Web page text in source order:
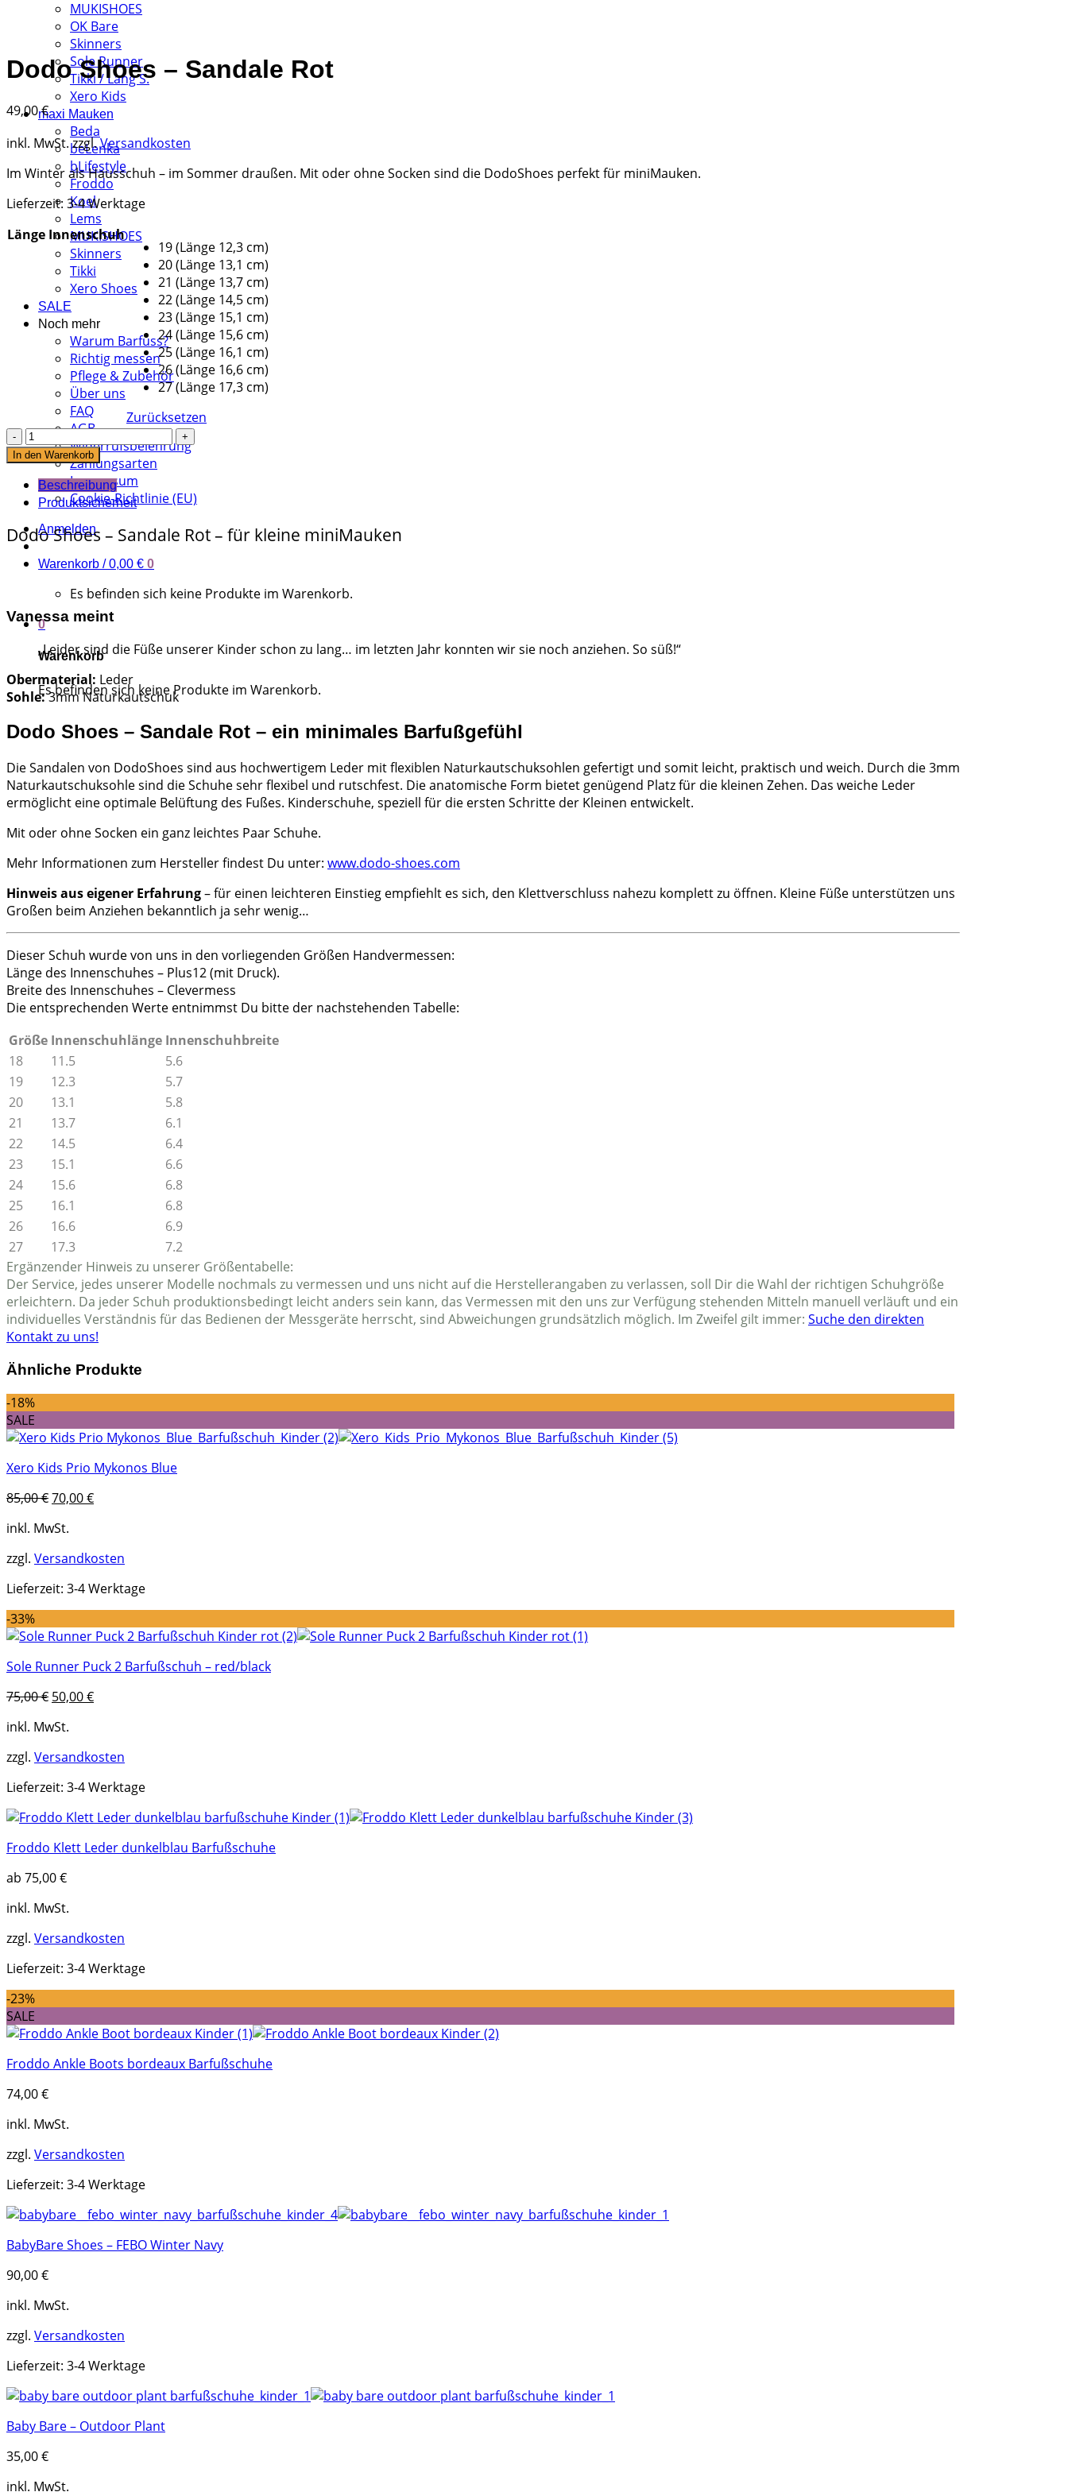
MUKISHOES
OK Bare
Skinners
Sole Runner
Tikki / Lang S.
Xero Kids
maxi Mauken
Beda
beLenka
bLifestyle
Froddo
Koel
Lems
MUKISHOES
Skinners
Tikki
Xero Shoes
SALE
Noch mehr
Warum Barfuss?
Richtig messen
Pflege & Zubehör
Über uns
FAQ
AGB
Widerrufsbelehrung
Zahlungsarten
Impressum
Cookie-Richtlinie (EU)
Anmelden
Warenkorb /0,00 € 0
Es befinden sich keine Produkte im Warenkorb.
0
Warenkorb
Es befinden sich keine Produkte im Warenkorb.
Dodo Shoes – Sandale Rot
49,00€
inkl. MwSt. zzgl.Versandkosten
Im Winter als Hausschuh – im Sommer draußen. Mit oder ohne Socken sind die DodoShoes perfekt für miniMauken.
Lieferzeit: 3-4 Werktage
Länge Innenschuh
19 (Länge 12,3 cm)
20 (Länge 13,1 cm)
21 (Länge 13,7 cm)
22 (Länge 14,5 cm)
23 (Länge 15,1 cm)
24 (Länge 15,6 cm)
25 (Länge 16,1 cm)
26 (Länge 16,6 cm)
27 (Länge 17,3 cm)
Zurücksetzen
Dodo
Shoes
Sandale
Rot
Menge
In den Warenkorb
Beschreibung
Produktsicherheit
Dodo Shoes – Sandale Rot – für kleine miniMauken
Vanessa meint
„Leider sind die Füße unserer Kinder schon zu lang… im letzten Jahr konnten wir sie noch anziehen. So süß!“
Obermaterial: Leder
Sohle:3mm Naturkautschuk
Dodo Shoes – Sandale Rot – ein minimales Barfußgefühl
Die Sandalen von DodoShoes sind aus hochwertigem Leder mit flexiblen Naturkautschuksohlen gefertigt und somit leicht, praktisch und weich. Durch die 3mm
Naturkautschuksohle sind die Schuhe sehr flexibel und rutschfest. Die anatomische Form bietet genügend Platz für die kleinen Zehen. Das weiche Leder
ermöglicht eine optimale Belüftung des Fußes. Kinderschuhe, speziell für die ersten Schritte der Kleinen entwickelt.
Mit oder ohne Socken ein ganz leichtes Paar Schuhe.
Mehr Informationen zum Hersteller findest Du unter: www.dodo-shoes.com
Hinweis aus eigener Erfahrung– für einen leichteren Einstieg empfiehlt es sich, den Klettverschluss nahezu komplett zu öffnen. Kleine Füße unterstützen uns
Großen beim Anziehen bekanntlich ja sehr wenig…
Dieser Schuh wurde von uns in den vorliegenden Größen Handvermessen:
Länge des Innenschuhes – Plus12 (mit Druck).
Breite des Innenschuhes – Clevermess
Die entsprechenden Werte entnimmst Du bitte der nachstehenden Tabelle:
Größe Innenschuhlänge Innenschuhbreite
18
11.5
5.6
19
12.3
5.7
20
13.1
5.8
21
13.7
6.1
22
14.5
6.4
23
15.1
6.6
24
15.6
6.8
25
16.1
6.8
26
16.6
6.9
27
17.3
7.2
Ergänzender Hinweis zu unserer Größentabelle:
Der Service, jedes unserer Modelle nochmals zu vermessen und uns nicht auf die Herstellerangaben zu verlassen, soll Dir die Wahl der richtigen Schuhgröße
erleichtern. Da jeder Schuh produktionsbedingt leicht anders sein kann, das Vermessen mit den uns zur Verfügung stehenden Mitteln manuell verläuft und ein
individuelles Verständnis für das Bedienen der Messgeräte herrscht, sind Abweichungen grundsätzlich möglich. Im Zweifel gilt immer: Suche den direkten
Kontakt zu uns!
Ähnliche Produkte
-18%
SALE
Xero Kids Prio Mykonos Blue
85,00€Ursprünglicher
war:
85,00 €
70,00€Aktueller
inkl. MwSt.
zzgl. Versandkosten
Lieferzeit: 3-4 Werktage
-33%
Sole Runner Puck 2 Barfußschuh – red/black
75,00€ Ursprünglicher
war:
75,00 €
50,00€Aktueller
inkl. MwSt.
zzgl. Versandkosten
Lieferzeit: 3-4 Werktage
Froddo Klett Leder dunkelblau Barfußschuhe
ab 75,00€
inkl. MwSt.
zzgl. Versandkosten
Lieferzeit: 3-4 Werktage
-23%
SALE
Froddo Ankle Boots bordeaux Barfußschuhe
74,00€
inkl. MwSt.
zzgl. Versandkosten
Lieferzeit: 3-4 Werktage
BabyBare Shoes – FEBO Winter Navy
90,00€
inkl. MwSt.
zzgl. Versandkosten
Lieferzeit: 3-4 Werktage
Baby Bare – Outdoor Plant
35,00€
inkl. MwSt.